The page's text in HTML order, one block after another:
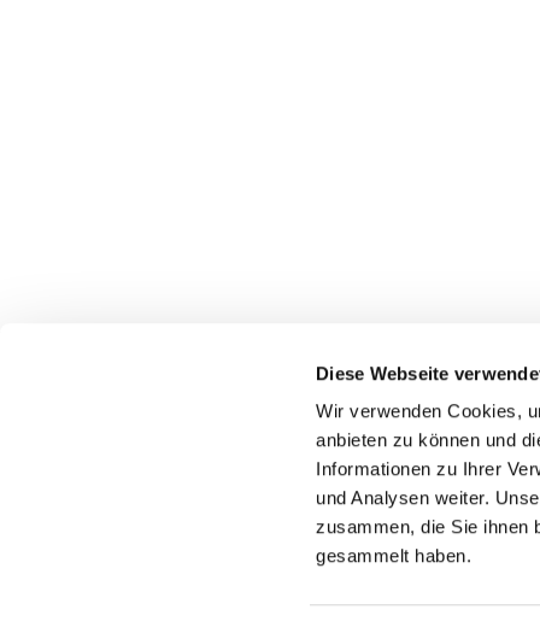
Diese Webseite
Wir verwenden Cookies,
anbieten zu können und
Informationen zu Ihrer
und Analysen weiter.
zusammen, die Sie ihnen
gesammelt haben.
Dietrich-
45739